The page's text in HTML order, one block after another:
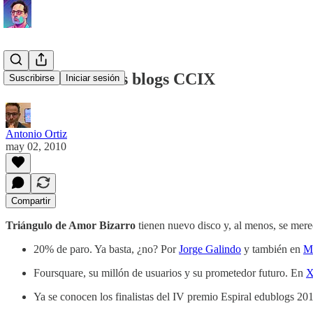
Suscribirse Iniciar sesión
La semana en los blogs CCIX
Antonio Ortiz
may 02, 2010
Compartir
Triángulo de Amor Bizarro tienen nuevo disco y, al menos, se
20% de paro. Ya basta, ¿no? PorJorge Galindo y también en
Foursquare, su millón de usuarios y su prometedor futuro. En
Ya se conocen los finalistas del IV premio Espiral edublogs